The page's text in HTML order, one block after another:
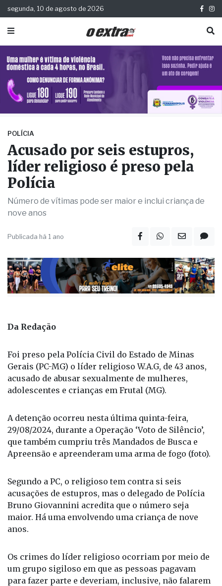
segunda, 10 de agosto de 2026
POLÍCIA
Acusado por seis estupros,
líder religioso é preso pela
Polícia
Número de vítimas pode ser maior e inclui criança de
nove anos
Publicada há 1 ano
Da Redação
Foi preso pela Polícia Civil do Estado de Minas
Gerais (PC-MG) o líder religioso W.A.G, de 43 anos,
acusado de abusar sexualmente de mulheres,
adolescentes e crianças em Frutal (MG).
A detenção ocorreu nesta última quinta-feira,
29/08/2024, durante a Operação ‘Voto de Silêncio’,
que também cumpriu três Mandados de Busca e
Apreensão e apreenderam uma arma de fogo (foto).
Segundo a PC, o religioso tem contra si seis
acusações de estupros, mas o delegado de Polícia
Bruno Giovannini acredita que o número seja
maior. Há uma envolvendo uma criança de nove
anos.
Os crimes do líder religioso ocorriam por meio de
um grupo sigiloso em que as pessoas pagavam
para fazer parte e deveriam, inclusive, não falarem